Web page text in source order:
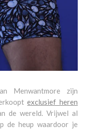
Menwantmore zijn
exclusief heren
de wereld. Vrijwel al
de heup waardoor je